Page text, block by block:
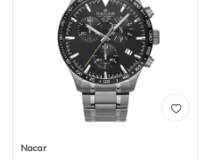
Nacar